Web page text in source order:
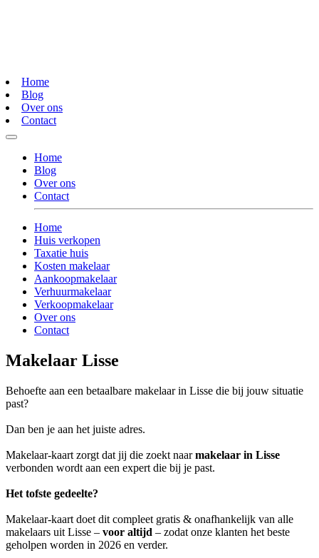
Home
Blog
Over ons
Contact
Home
Blog
Over ons
Contact
Home
Huis verkopen
Taxatie huis
Kosten makelaar
Aankoopmakelaar
Verhuurmakelaar
Verkoopmakelaar
Over ons
Contact
Makelaar Lisse
Behoefte aan een betaalbare makelaar in Lisse die bij jouw situatie
past?
Dan ben je aan het juiste adres.
Makelaar-kaart zorgt dat jij die zoekt naarmakelaar in Lisse
verbonden wordt aan een expert die bij je past.
Het tofste gedeelte?
Makelaar-kaart doet dit compleet gratis & onafhankelijk van alle
makelaars uit Lisse – voor altijd – zodat onze klanten het beste
geholpen worden in 2026 en verder.